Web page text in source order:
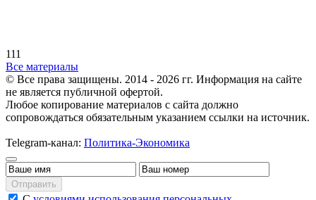
111
Все материалы
© Все права защищены. 2014 - 2026 гг. Информация на сайте
не является публичной офертой.
Любое копирование материалов с сайта должно
сопровождаться обязательным указанием ссылки на источник.
Telegram-канал: Политика-Экономика
Отправить